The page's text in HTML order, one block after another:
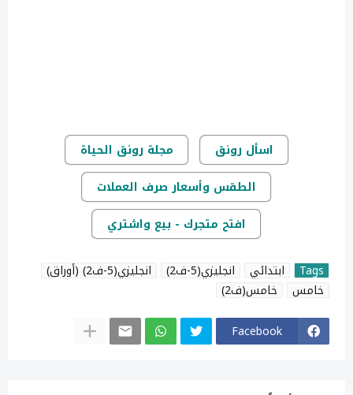
اسأل رونق
مجلة رونق الحياة
الطقس وأسعار صرف العملات
افتح متجرك - بيع واشتري
Tags ابتدائي انجليزي(5-ف2)
انجليزي(5-ف2) (أوراق)
خامس
خامس(ف2)
Facebook